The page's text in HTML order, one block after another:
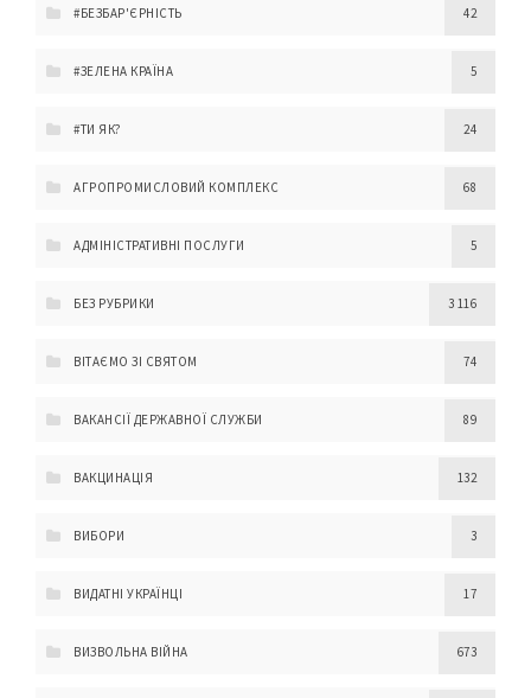
#БЕЗБАР'ЄРНІСТЬ 42
#ЗЕЛЕНА КРАЇНА 5
#ТИ ЯК? 24
АГРОПРОМИСЛОВИЙ КОМПЛЕКС 68
АДМІНІСТРАТИВНІ ПОСЛУГИ 5
БЕЗ РУБРИКИ 3 116
ВІТАЄМО ЗІ СВЯТОМ 74
ВАКАНСІЇ ДЕРЖАВНОЇ СЛУЖБИ 89
ВАКЦИНАЦІЯ 132
ВИБОРИ 3
ВИДАТНІ УКРАЇНЦІ 17
ВИЗВОЛЬНА ВІЙНА 673